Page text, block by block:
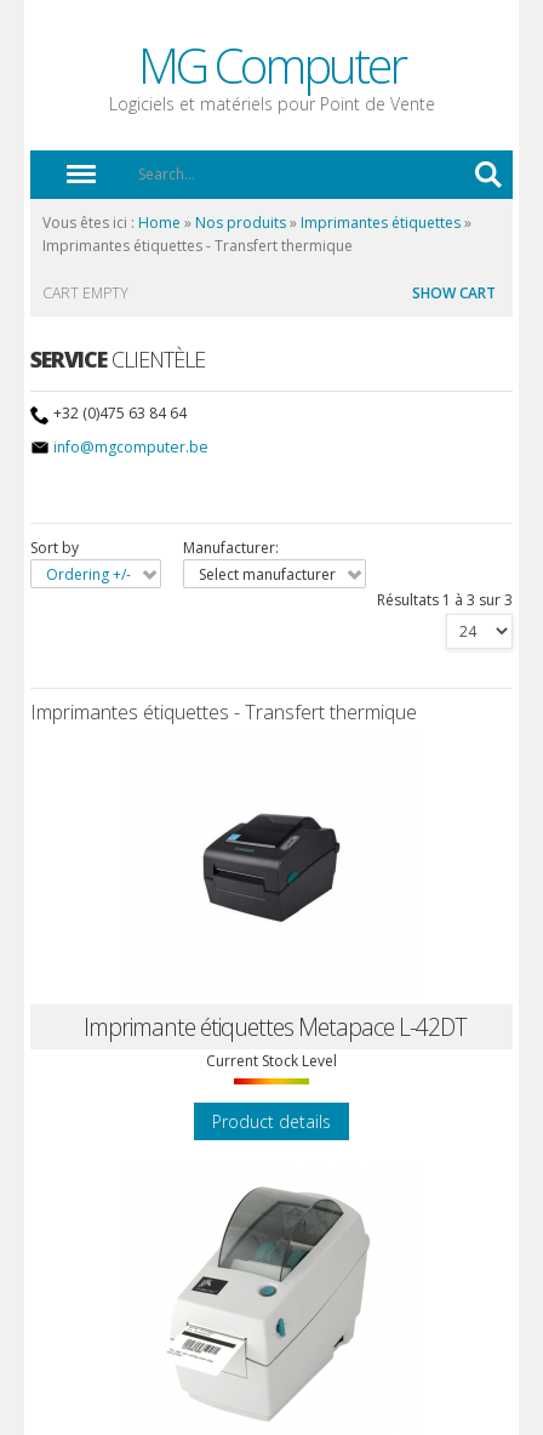
MG Computer
Logiciels et matériels pour Point de Vente
Vous êtes ici : Home » Nos produits» Imprimantes étiquettes»
Imprimantes étiquettes - Transfert thermique
CART EMPTY SHOW CART
SERVICECLIENTÈLE
+32 (0)475 63 84 64
info@mgcomputer.be
Sort by
Ordering +/-
Manufacturer:
Select manufacturer
Résultats 1 à 3 sur 3
Imprimantes étiquettes - Transfert thermique
Imprimante étiquettes Metapace L-42DT
Current Stock Level
Product details